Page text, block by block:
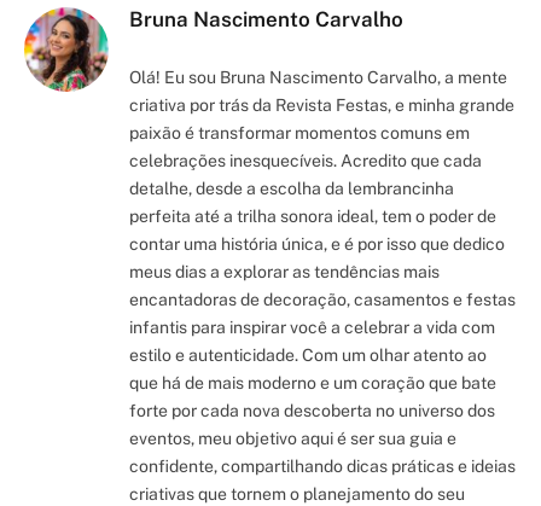
Bruna Nascimento Carvalho
Olá! Eu sou Bruna Nascimento Carvalho, a mente
criativa por trás da Revista Festas, e minha grande
paixão é transformar momentos comuns em
celebrações inesquecíveis. Acredito que cada
detalhe, desde a escolha da lembrancinha
perfeita até a trilha sonora ideal, tem o poder de
contar uma história única, e é por isso que dedico
meus dias a explorar as tendências mais
encantadoras de decoração, casamentos e festas
infantis para inspirar você a celebrar a vida com
estilo e autenticidade. Com um olhar atento ao
que há de mais moderno e um coração que bate
forte por cada nova descoberta no universo dos
eventos, meu objetivo aqui é ser sua guia e
confidente, compartilhando dicas práticas e ideias
criativas que tornem o planejamento do seu